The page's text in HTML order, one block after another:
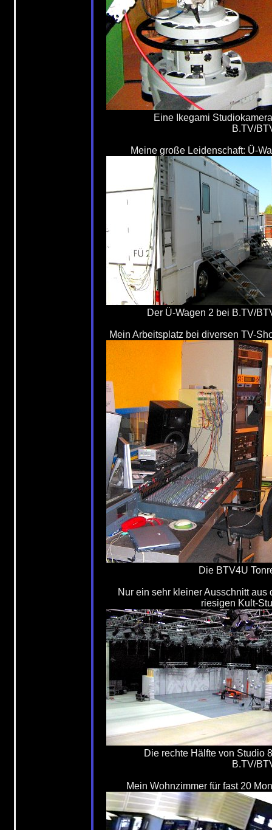
Eine Ikegami
B.TV/
Meine große Leidenschaft: Ü-
Der Ü-Wagen 2 bei B.TV/
Mein Arbeitsplatz bei diversen TV-
Die BTV4U
Nur ein sehr kleiner Ausschnitt aus
riesigen Kult-
Die rechte Hälfte von Studio
B.TV/
Mein Wohnzimmer für fast 20